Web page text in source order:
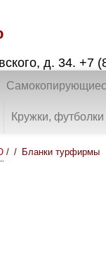
д. 34. +7
Кружки, футболки
/ Бланки турфирмы